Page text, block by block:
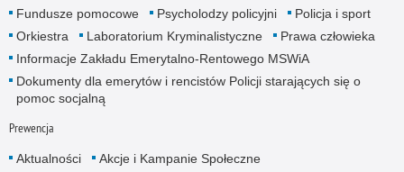
Fundusze pomocowe
Psycholodzy policyjni
Policja i sport
Orkiestra
Laboratorium Kryminalistyczne
Prawa człowieka
Informacje Zakładu Emerytalno-Rentowego MSWiA
Dokumenty dla emerytów i rencistów Policji starających się o
pomoc socjalną
Prewencja
Aktualności
Akcje i Kampanie Społeczne